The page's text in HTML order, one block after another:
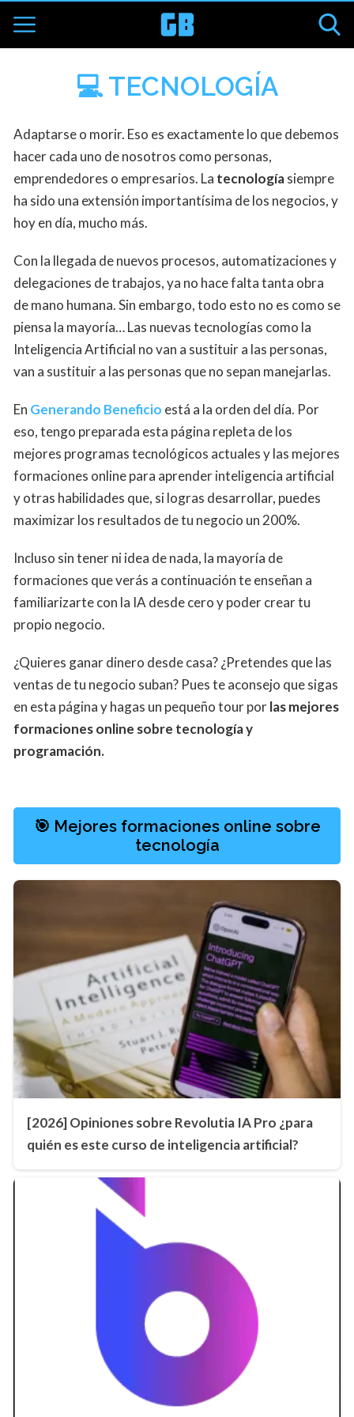
💻 TECNOLOGÍA
Adaptarse o morir. Eso es exactamente lo que debemos
hacer cada uno de nosotros como personas,
emprendedores o empresarios. La tecnologíasiempre
ha sido una extensión importantísima de los negocios, y
hoy en día, mucho más.
Con la llegada de nuevos procesos, automatizaciones y
delegaciones de trabajos, ya no hace falta tanta obra
de mano humana. Sin embargo, todo esto no es como se
piensa la mayoría… Las nuevas tecnologías como la
Inteligencia Artificial no van a sustituir a las personas,
van a sustituir a las personas que no sepan manejarlas.
En Generando Beneficio está a la orden del día. Por
eso, tengo preparada esta página repleta de los
mejores programas tecnológicos actuales y las mejores
formaciones online para aprender inteligencia artificial
y otras habilidades que, si logras desarrollar, puedes
maximizar los resultados de tu negocio un 200%.
Incluso sin tener ni idea de nada, la mayoría de
formaciones que verás a continuación te enseñan a
familiarizarte con la IA desde cero y poder crear tu
propio negocio.
¿Quieres ganar dinero desde casa? ¿Pretendes que las
ventas de tu negocio suban? Pues te aconsejo que sigas
en esta página y hagas un pequeño tour porlas mejores
formaciones online sobre tecnología y
programación.
🎯 Mejores formaciones online sobre
tecnología
[2026] Opiniones sobre Revolutia IA Pro ¿para
quién es este curso de inteligencia artificial?